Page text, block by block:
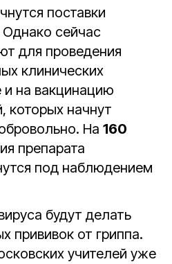
поставки
сейчас
для проведения
клинических
и на вакцинацию
которых начнут
На 160
препарата
под наблюдением
будут делать
прививок от гриппа.
учителей уже